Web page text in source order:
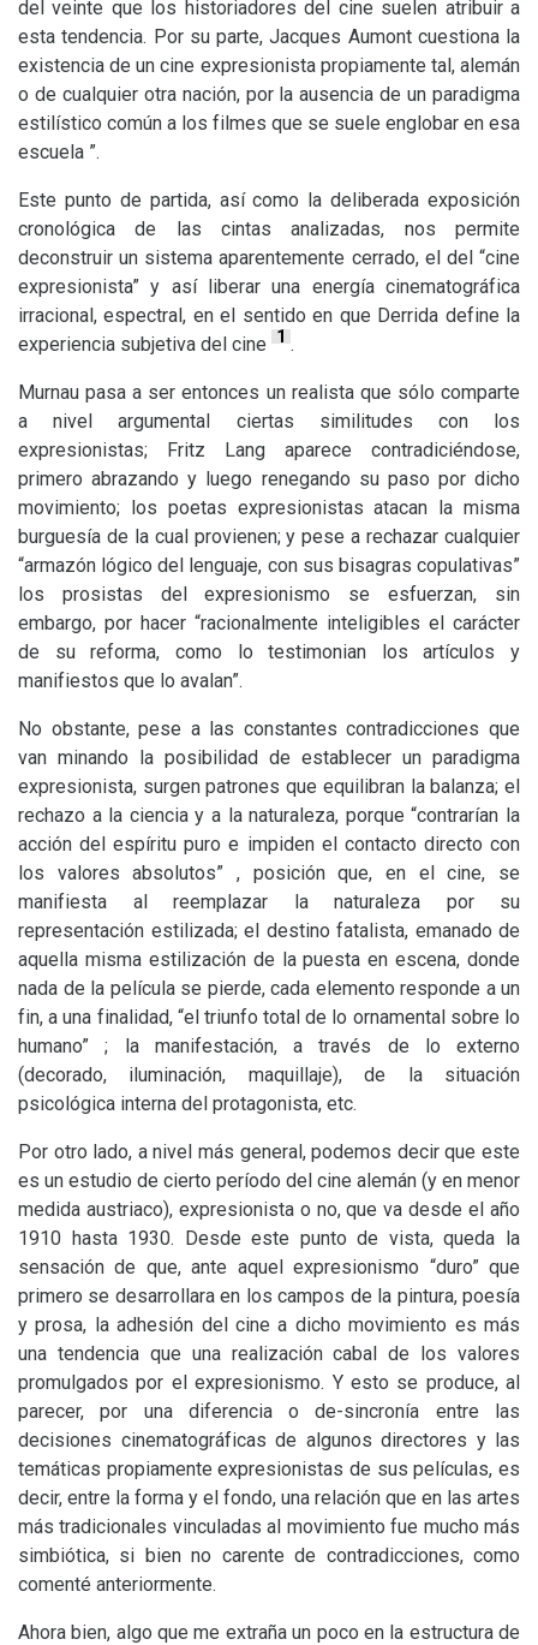
del veinte que los historiadores del cine suelen atribuir a
esta tendencia. Por su parte, Jacques Aumont cuestiona la
existencia de un cine expresionista propiamente tal, alemán
o de cualquier otra nación, por la ausencia de un paradigma
estilístico común a los filmes que se suele englobar en esa
escuela ”.
Este punto de partida, así como la deliberada exposición
cronológica de las cintas analizadas, nos permite
deconstruir un sistema aparentemente cerrado, el del “cine
expresionista” y así liberar una energía cinematográfica
irracional, espectral, en el sentido en que Derrida define la
experiencia subjetiva del cine
1 .
Murnau pasa a ser entonces un realista que sólo comparte
a nivel argumental ciertas similitudes con los
expresionistas; Fritz Lang aparece contradiciéndose,
primero abrazando y luego renegando su paso por dicho
movimiento; los poetas expresionistas atacan la misma
burguesía de la cual provienen; y pese a rechazar cualquier
“armazón lógico del lenguaje, con sus bisagras copulativas”
los prosistas del expresionismo se esfuerzan, sin
embargo, por hacer “racionalmente inteligibles el carácter
de su reforma, como lo testimonian los artículos y
manifiestos que lo avalan”.
No obstante, pese a las constantes contradicciones que
van minando la posibilidad de establecer un paradigma
expresionista, surgen patrones que equilibran la balanza; el
rechazo a la ciencia y a la naturaleza, porque “contrarían la
acción del espíritu puro e impiden el contacto directo con
los valores absolutos” , posición que, en el cine, se
manifiesta al reemplazar la naturaleza por su
representación estilizada; el destino fatalista, emanado de
aquella misma estilización de la puesta en escena, donde
nada de la película se pierde, cada elemento responde a un
fin, a una finalidad, “el triunfo total de lo ornamental sobre lo
humano” ; la manifestación, a través de lo externo
(decorado, iluminación, maquillaje), de la situación
psicológica interna del protagonista, etc.
Por otro lado, a nivel más general, podemos decir que este
es un estudio de cierto período del cine alemán (y en menor
medida austriaco), expresionista o no, que va desde el año
1910 hasta 1930. Desde este punto de vista, queda la
sensación de que, ante aquel expresionismo “duro” que
primero se desarrollara en los campos de la pintura, poesía
y prosa, la adhesión del cine a dicho movimiento es más
una tendencia que una realización cabal de los valores
promulgados por el expresionismo. Y esto se produce, al
parecer, por una diferencia o de-sincronía entre las
decisiones cinematográficas de algunos directores y las
temáticas propiamente expresionistas de sus películas, es
decir, entre la forma y el fondo, una relación que en las artes
más tradicionales vinculadas al movimiento fue mucho más
simbiótica, si bien no carente de contradicciones, como
comenté anteriormente.
Ahora bien, algo que me extraña un poco en la estructura de